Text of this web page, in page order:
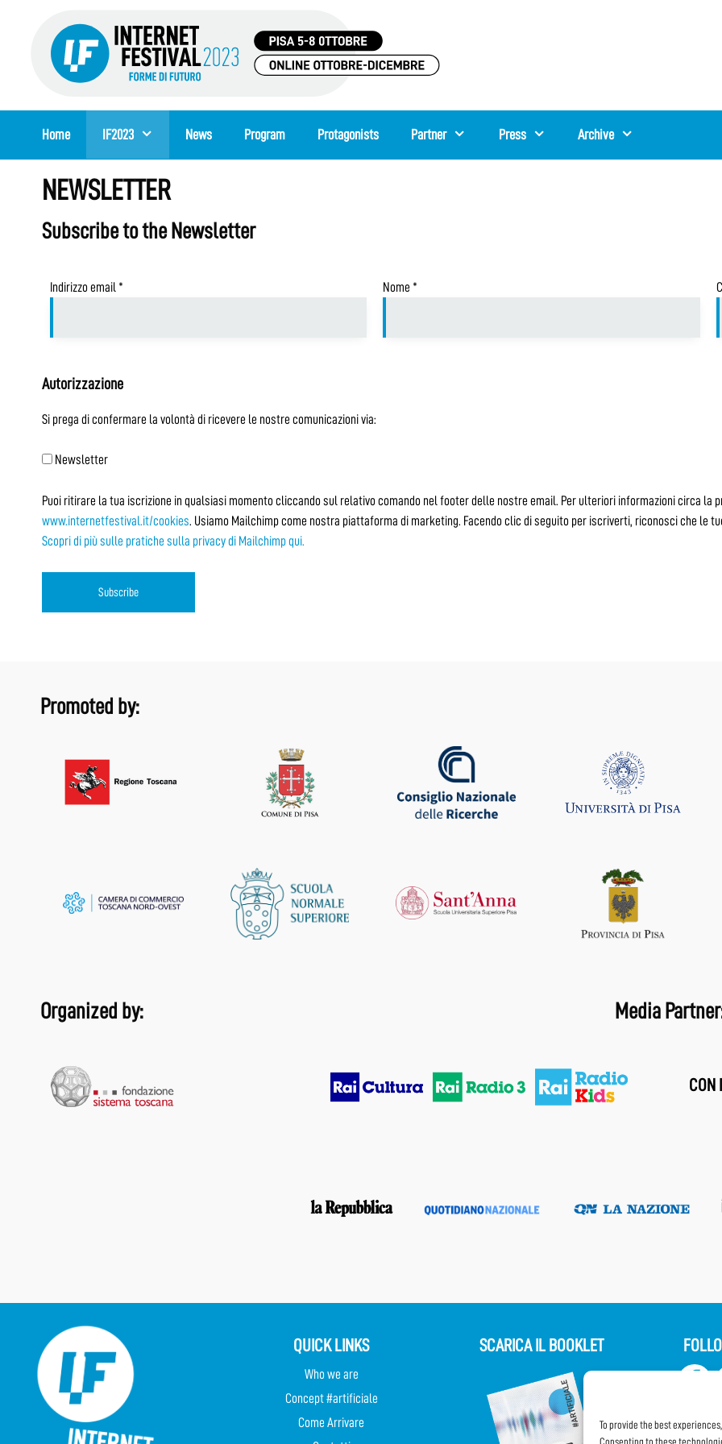
To provide the best
Consenting to these
Home IF2023 News Program Protagonists Partner Press Archive
NEWSLETTER
Subscribe to the Newsletter
Indirizzo email * Nome *
Autorizzazione
Si prega di confermare la volontà di ricevere le nostre comunicazioni via:
Newsletter
Puoi ritirare la tua iscrizione in qualsiasi momento cliccando sul relativo comando nel footer delle nostre email. Per ulteriori informazioni circa la
www.internetfestival.it/cookies. Usiamo Mailchimp come nostra piattaforma di marketing. Facendo clic di seguito per iscriverti, riconosci che le
Scopri di più sulle pratiche sulla privacy di Mailchimp qui.
Promoted by:
Organized by: Media
CON
QUICK LINKS
Who we are
Concept #artificiale
Come Arrivare
SCARICA IL BOOKLET